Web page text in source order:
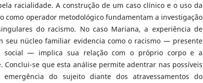
racialidade. A construção de um caso clínico e o uso da
como operador metodológico fundamentam a investigação
do racismo. No caso Mariana, a experiência de
seu núcleo familiar evidencia como o racismo — presente
social — implica sua relação com o próprio corpo e a
Conclui-se que esta análise permite adentrar nas possíveis
do sujeito diante dos atravessamentos do